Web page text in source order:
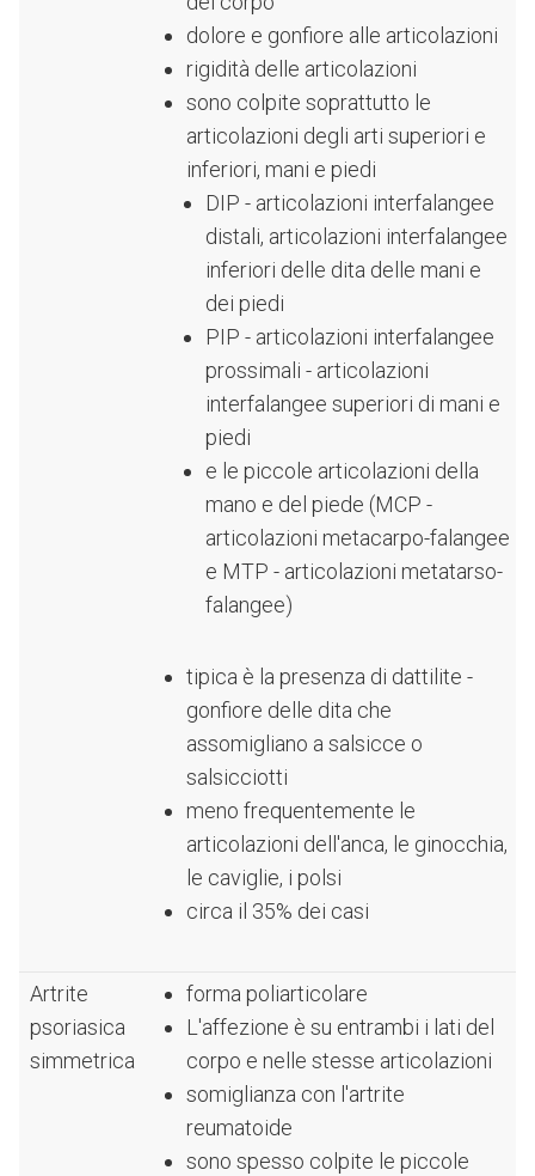
dolore e gonfiore alle articolazioni
rigidità delle articolazioni
sono colpite soprattutto le
articolazioni degli arti superiori e
inferiori, mani e piedi
DIP - articolazioni interfalangee
distali, articolazioni interfalangee
inferiori delle dita delle mani e
dei piedi
PIP - articolazioni interfalangee
prossimali - articolazioni
interfalangee superiori di mani e
piedi
e le piccole articolazioni della
mano e del piede (MCP -
articolazioni metacarpo-falangee
e MTP - articolazioni metatarso-
falangee)
tipica è la presenza di dattilite -
gonfiore delle dita che
assomigliano a salsicce o
salsicciotti
meno frequentemente le
articolazioni dell'anca, le ginocchia,
le caviglie, i polsi
circa il 35% dei casi
Artrite
psoriasica
simmetrica
forma poliarticolare
L'affezione è su entrambi i lati del
corpo e nelle stesse articolazioni
somiglianza con l'artrite
reumatoide
sono spesso colpite le piccole